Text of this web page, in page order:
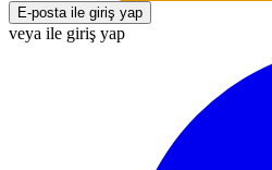
E-posta ile giriş yap
veya ile giriş yap